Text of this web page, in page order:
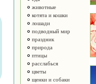
животные
котята и кошки
лошади
подводный мир
праздник
природа
птицы
расслабься
цветы
щенки и собаки